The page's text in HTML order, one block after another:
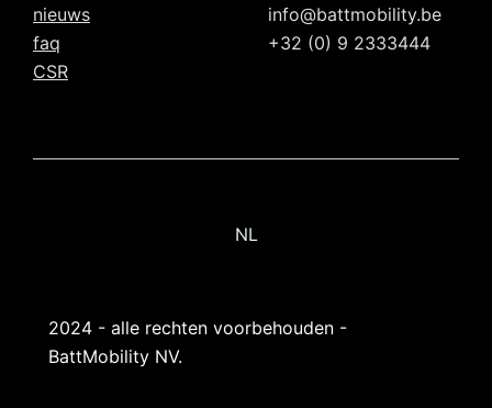
nieuws
faq
CSR
info@battmobility.be
+32 (0) 9 2333444
NL
2024 - alle rechten voorbehouden -
BattMobility NV.